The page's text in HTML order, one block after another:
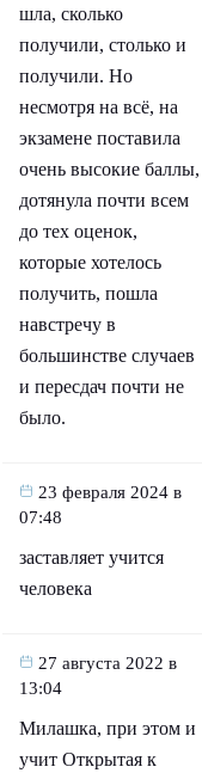
шла, сколько
получили, столько и
получили. Но
несмотря на всё, на
экзамене поставила
очень высокие баллы,
дотянула почти всем
до тех оценок,
которые хотелось
получить, пошла
навстречу в
большинстве случаев
и пересдач почти не
было.
23 февраля 2024 в
07:48
заставляет учится
человека
27 августа 2022 в
13:04
Милашка, при этом и
учит Открытая к